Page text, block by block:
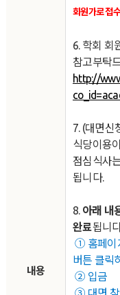
내용
회원가로 접
6. 학회 회
참고부탁
http://
7. (대면신
식당이용
점심식사
됩니다.
8. 아래 내
완료됩니
① 홈페이
버튼 클릭
② 입금